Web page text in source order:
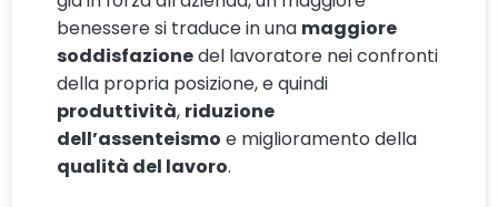
benessere si traduce in una maggiore
soddisfazionedel lavoratore nei confronti
della propria posizione, e quindi
produttività, riduzione
dell’assenteismo e miglioramento della
qualità del lavoro.